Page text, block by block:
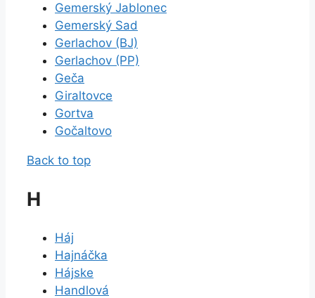
Gemerský Jablonec
Gemerský Sad
Gerlachov (BJ)
Gerlachov (PP)
Geča
Giraltovce
Gortva
Gočaltovo
Back to top
H
Háj
Hajnáčka
Hájske
Handlová